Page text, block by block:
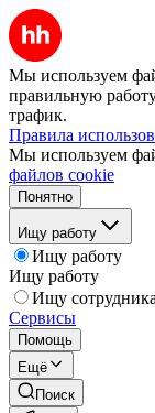
Мы используем
правильную
трафик.
Правила
Мы используем
файлов cookie
Понятно
Ищу работу
Ищу работу
Ищу работу
Ищу сотрудника
Сервисы
Помощь
Ещё
Поиск